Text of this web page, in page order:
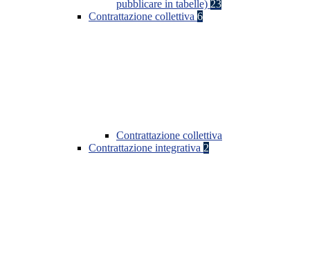
pubblicare in tabelle) 23
Contrattazione collettiva 6
Contrattazione collettiva
Contrattazione integrativa 2